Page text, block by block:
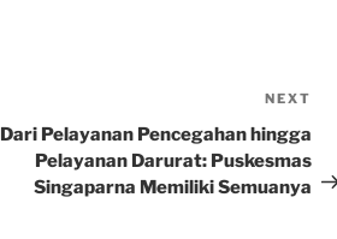
NEXT
Dari Pelayanan Pencegahan hingga
Pelayanan Darurat: Puskesmas
Singaparna Memiliki Semuanya